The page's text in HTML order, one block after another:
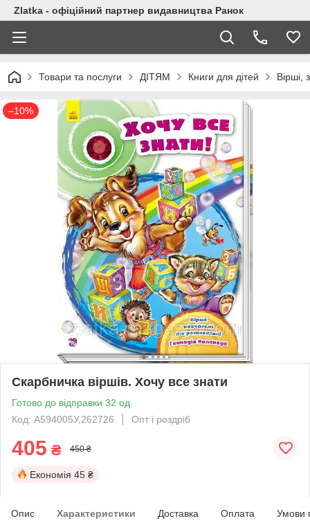
Zlatka - офіційний партнер видавництва Ранок
Товари та послуги ДІТЯМ Книги для дітей Вірші,
–10%
Скарбничка віршів. Хочу все знати
Готово до відправки 32 од.
Код: А594005У,262726
Опт і роздріб
405 ₴ 450 ₴
Економія 45 ₴
Опис Характеристики Доставка Оплата Умови